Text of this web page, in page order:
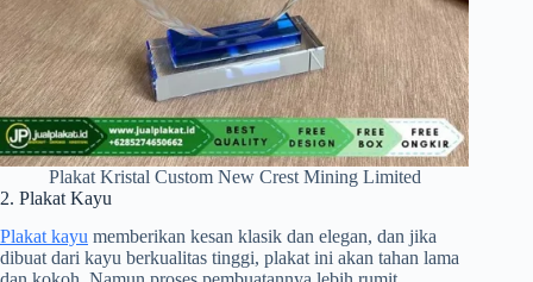
Plakat Kristal Custom New Crest Mining Limited
2. Plakat Kayu
Plakat kayu memberikan kesan klasik dan elegan, dan jika
dibuat dari kayu berkualitas tinggi, plakat ini akan tahan lama